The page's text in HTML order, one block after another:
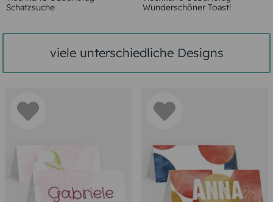
Schatzsuche
Wunderschöner Toast!
viele unterschiedliche Designs